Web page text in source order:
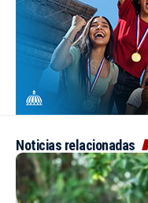
Noticias relacionadas